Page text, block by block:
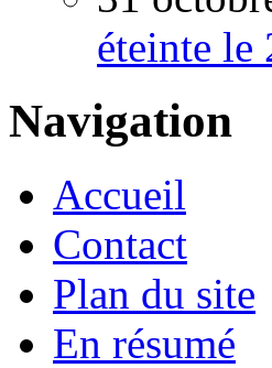
éteinte le
Navigation
Accueil
Contact
Plan du site
En résumé